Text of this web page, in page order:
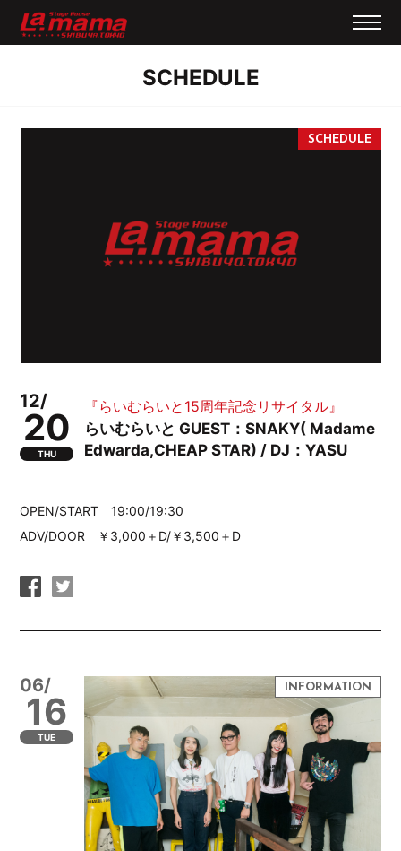
SCHEDULE
12/
20
THU
『らいむらいと15周年記念リサイタル』
らいむらいと GUEST：SNAKY( Madame
Edwarda,CHEAP STAR) / DJ：YASU
OPEN/START 19:00/19:30
ADV/DOOR ￥3,000＋D/￥3,500＋D
06/
16
TUE